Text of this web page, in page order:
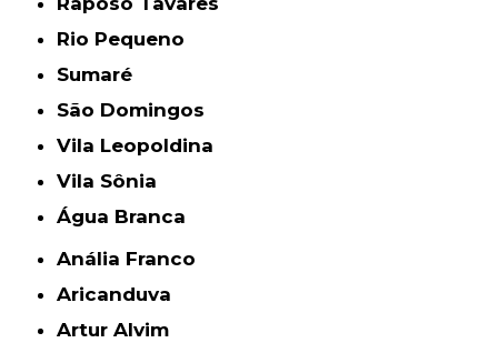
Rio Pequeno
Sumaré
São Domingos
Vila Leopoldina
Vila Sônia
Água Branca
Anália Franco
Aricanduva
Artur Alvim